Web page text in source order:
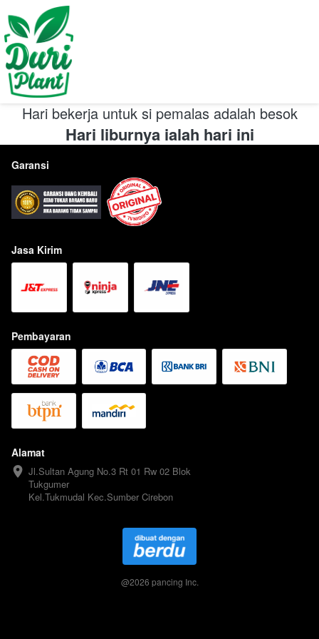
Hari bekerja untuk si pemalas adalah besok
Hari liburnya ialah hari ini
Garansi
Jasa Kirim
Pembayaran
Alamat
Jl.Sultan Agung No.3 Rt 01 Rw 02 Blok
Tukgumer
Kel.Tukmudal Kec.Sumber Cirebon
@2026 pancing Inc.